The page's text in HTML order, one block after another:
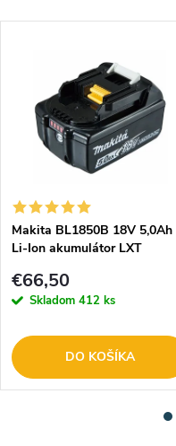
Makita BL1850B 18V 5,0Ah
Li-Ion akumulátor LXT
€66,50
Skladom 412 ks
DO KOŠÍKA